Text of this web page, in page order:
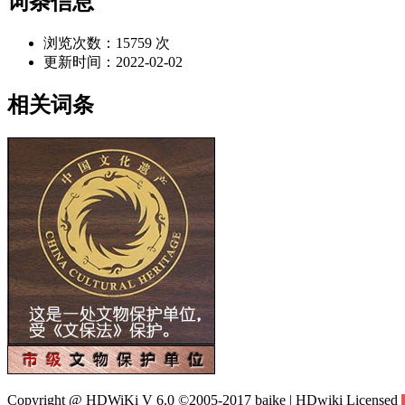
浏览次数： 15759 次
更新时间： 2022-02-02
相关词条
Copyright @ HDWiKi V 6.0 ©2005-2017 baike | HDwiki Licensed